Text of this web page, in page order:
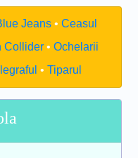
Jeans
Ceasul
Collider
Ochelarii
Tiparul